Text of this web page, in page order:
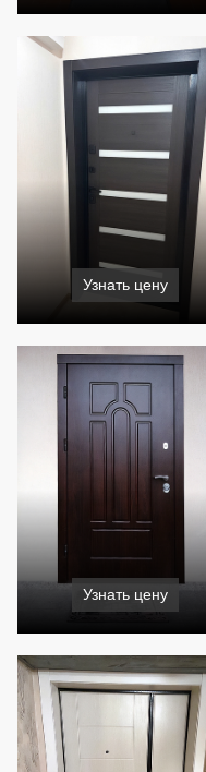
Узнать цену
Узнать цену